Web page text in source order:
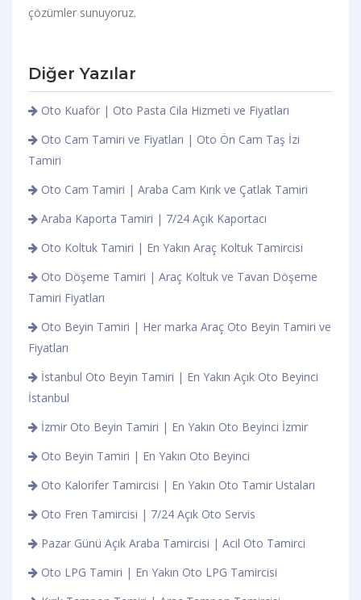
çözümler sunuyoruz.
Diğer Yazılar
Oto Kuaför | Oto Pasta Cila Hizmeti ve Fiyatları
Oto Cam Tamiri ve Fiyatları | Oto Ön Cam Taş İzi
Tamiri
Oto Cam Tamiri | Araba Cam Kırık ve Çatlak Tamiri
Araba Kaporta Tamiri | 7/24 Açık Kaportacı
Oto Koltuk Tamiri | En Yakın Araç Koltuk Tamircisi
Oto Döşeme Tamiri | Araç Koltuk ve Tavan Döşeme
Tamiri Fiyatları
Oto Beyin Tamiri | Her marka Araç Oto Beyin Tamiri ve
Fiyatları
İstanbul Oto Beyin Tamiri | En Yakın Açık Oto Beyinci
İstanbul
İzmir Oto Beyin Tamiri | En Yakın Oto Beyinci İzmir
Oto Beyin Tamiri | En Yakın Oto Beyinci
Oto Kalorifer Tamircisi | En Yakın Oto Tamir Ustaları
Oto Fren Tamircisi | 7/24 Açık Oto Servis
Pazar Günü Açık Araba Tamircisi | Acil Oto Tamirci
Oto LPG Tamiri | En Yakın Oto LPG Tamircisi